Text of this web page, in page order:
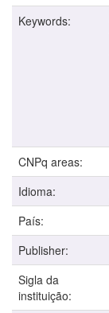
Keywords:
CNPq areas:
Idioma:
País:
Publisher:
Sigla da
instituição: